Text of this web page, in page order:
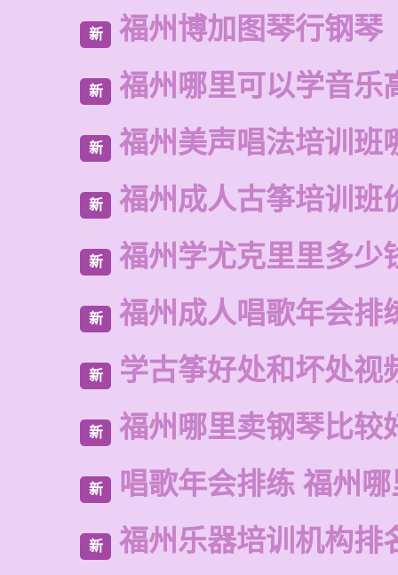
新 福州博加图琴行钢琴
新 福州哪里可以学音乐
新 福州美声唱法培训班
新 福州成人古筝培训班
新 福州学尤克里里多少
新 福州成人唱歌年会排
新 学古筝好处和坏处视
新 福州哪里卖钢琴比较
新 唱歌年会排练 福州
新 福州乐器培训机构排